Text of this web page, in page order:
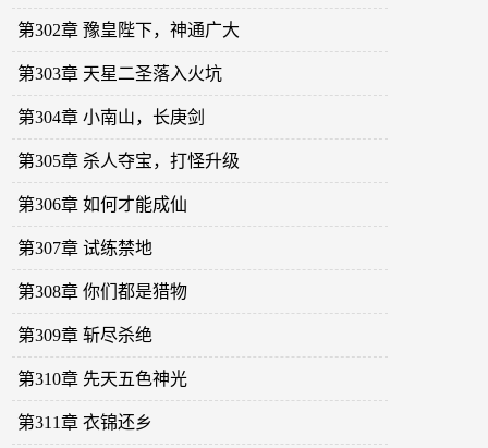
第302章 豫皇陛下，神通广大
第303章 天星二圣落入火坑
第304章 小南山，长庚剑
第305章 杀人夺宝，打怪升级
第306章 如何才能成仙
第307章 试练禁地
第308章 你们都是猎物
第309章 斩尽杀绝
第310章 先天五色神光
第311章 衣锦还乡